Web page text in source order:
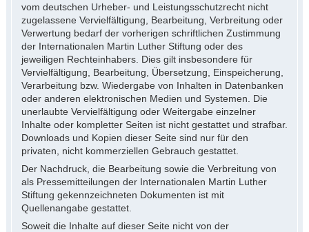
vom deutschen Urheber- und Leistungsschutzrecht nicht
zugelassene Vervielfältigung, Bearbeitung, Verbreitung oder
Verwertung bedarf der vorherigen schriftlichen Zustimmung
der Internationalen Martin Luther Stiftung oder des
jeweiligen Rechteinhabers. Dies gilt insbesondere für
Vervielfältigung, Bearbeitung, Übersetzung, Einspeicherung,
Verarbeitung bzw. Wiedergabe von Inhalten in Datenbanken
oder anderen elektronischen Medien und Systemen. Die
unerlaubte Vervielfältigung oder Weitergabe einzelner
Inhalte oder kompletter Seiten ist nicht gestattet und strafbar.
Downloads und Kopien dieser Seite sind nur für den
privaten, nicht kommerziellen Gebrauch gestattet.
Der Nachdruck, die Bearbeitung sowie die Verbreitung von
als Pressemitteilungen der Internationalen Martin Luther
Stiftung gekennzeichneten Dokumenten ist mit
Quellenangabe gestattet.
Soweit die Inhalte auf dieser Seite nicht von der